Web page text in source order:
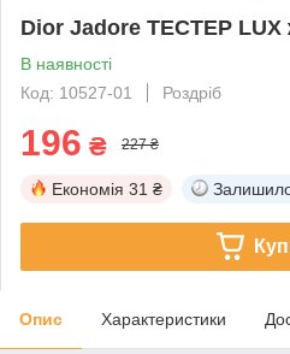
Dior Jadore ТЕСТЕР LUX
В наявності
Код: 10527-01
Роздріб
196 ₴ 227 ₴
Економія 31 ₴
Опис Характеристики